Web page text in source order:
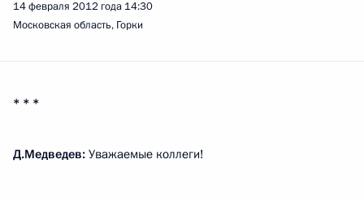
14 февраля 2012 года 14:30
Московская область, Горки
* * *
Д.Медведев: Уважаемые коллеги!